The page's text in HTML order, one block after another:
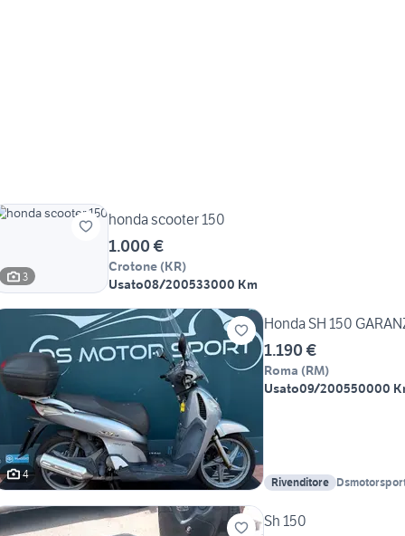
3
honda scooter 150
1.000 €
Crotone (KR)
Usato08/200533000 Km
4
Honda SH 150
1.190 €
Roma (RM)
Usato09/200550000
Rivenditore
Sh 150